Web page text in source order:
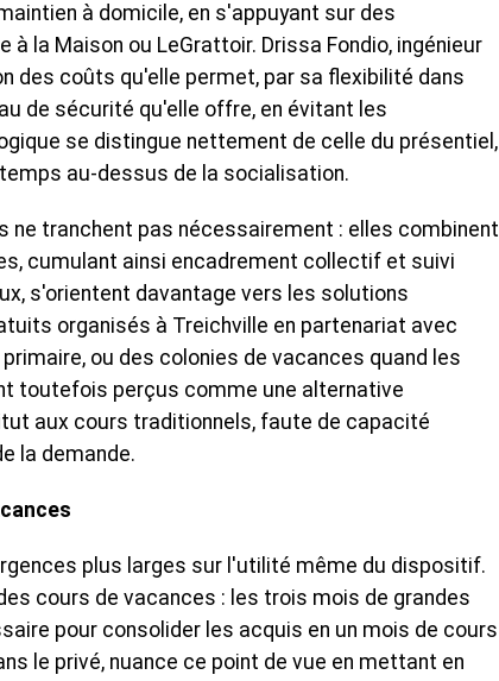
à domicile, en s'appuyant sur des
la Maison ou LeGrattoir. Drissa Fondio, ingénieur
des coûts qu'elle permet, par sa flexibilité dans
de sécurité qu'elle offre, en évitant les
se distingue nettement de celle du présentiel,
au-dessus de la socialisation.
ne tranchent pas nécessairement : elles combinent
cumulant ainsi encadrement collectif et suivi
s'orientent davantage vers les solutions
organisés à Treichville en partenariat avec
ou des colonies de vacances quand les
toutefois perçus comme une alternative
aux cours traditionnels, faute de capacité
la demande.
plus larges sur l'utilité même du dispositif.
cours de vacances : les trois mois de grandes
pour consolider les acquis en un mois de cours
le privé, nuance ce point de vue en mettant en